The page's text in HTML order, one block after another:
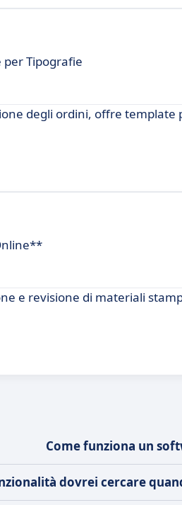
per Tipografie
degli ordini, offre
e revisione di materiali
Come funziona un
dovrei cercare